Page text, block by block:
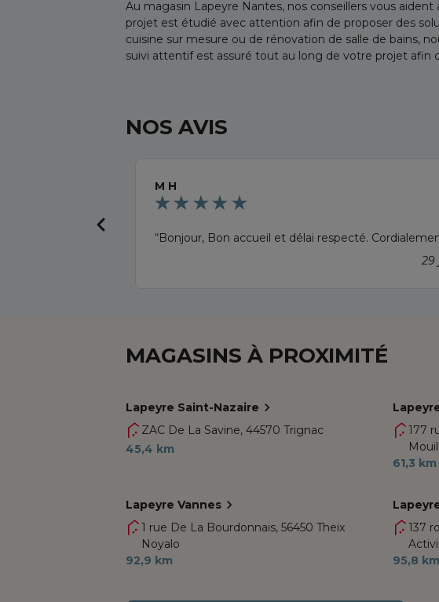
Au magasin Lapeyre Nantes, nos conseillers vous
projet est étudié avec attention afin de proposer des
cuisine sur mesure ou de rénovation de salle de bains,
suivi attentif est assuré tout au long de votre projet afin
NOS AVIS
M H
29
Bonjour, Bon accueil et délai respecté.
MAGASINS À PROXIMITÉ
Lapeyre Saint-Nazaire
ZAC De La Savine, 44570 Trignac
45,4 km
177
61,3 km
Lapeyre Vannes
1 rue De La Bourdonnais, 56450 Theix
Noyalo
92,9 km
137
95,8 km